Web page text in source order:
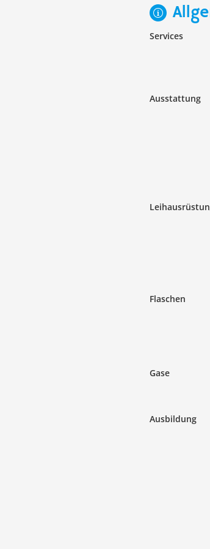
Services
Ausstattung
Flaschen
Gase
Ausbildung